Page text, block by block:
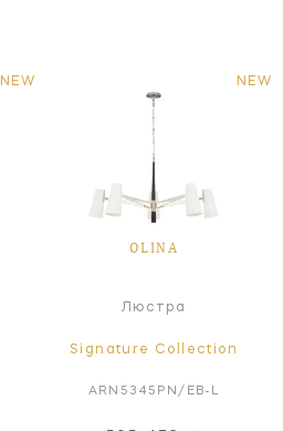
NEW NEW
OLINA
Люстра
Signature Collection
ARN5345PN/EB-L